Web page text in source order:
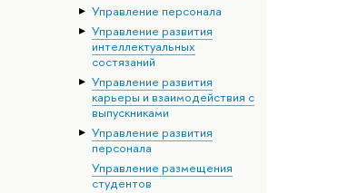
Управление персонала
Управление развития
интеллектуальных
состязаний
Управление развития
карьеры и взаимодействия с
выпускниками
Управление развития
персонала
Управление размещения
студентов